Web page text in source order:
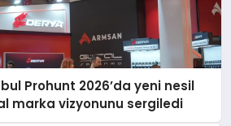
Prohunt 2026’da yeni nesil
marka vizyonunu sergiledi